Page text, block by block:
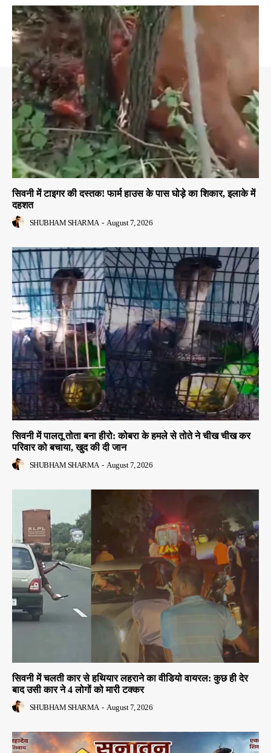
सिवनी में टाइगर की दस्तक! फार्म हाउस के पास घोड़े का शिकार, इलाके में
दहशत
SHUBHAM SHARMA - August 7, 2026
सिवनी में पालतू तोता बना हीरो: कोबरा के हमले से तोते ने चीख चीख कर
परिवार को बचाया, खुद की दी जान
SHUBHAM SHARMA - August 7, 2026
सिवनी में चलती कार से हथियार लहराने का वीडियो वायरल: कुछ ही देर
बाद उसी कार ने 4 लोगों को मारी टक्कर
SHUBHAM SHARMA - August 7, 2026